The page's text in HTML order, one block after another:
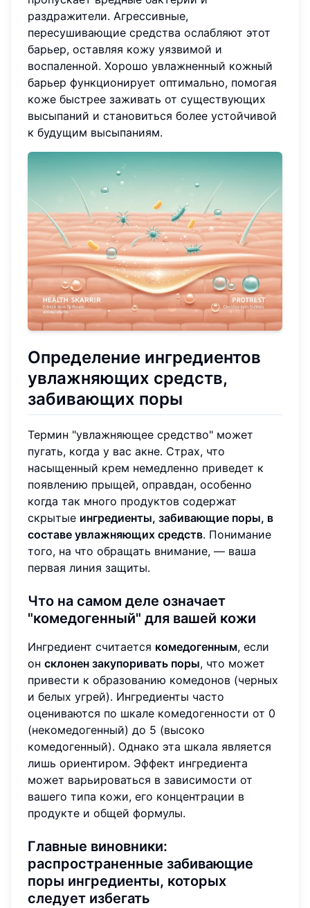
раздражители. Агрессивные,
пересушивающие средства ослабляют этот
барьер, оставляя кожу уязвимой и
воспаленной. Хорошо увлажненный кожный
барьер функционирует оптимально, помогая
коже быстрее заживать от существующих
высыпаний и становиться более устойчивой
к будущим высыпаниям.
Определение ингредиентов
увлажняющих средств,
забивающих поры
Термин "увлажняющее средство" может
пугать, когда у вас акне. Страх, что
насыщенный крем немедленно приведет к
появлению прыщей, оправдан, особенно
когда так много продуктов содержат
скрытые ингредиенты, забивающие поры, в
составе увлажняющих средств. Понимание
того, на что обращать внимание, — ваша
первая линия защиты.
Что на самом деле означает
"комедогенный" для вашей кожи
Ингредиент считается комедогенным, если
он склонен закупоривать поры, что может
привести к образованию комедонов (черных
и белых угрей). Ингредиенты часто
оцениваются по шкале комедогенности от 0
(некомедогенный) до 5 (высоко
комедогенный). Однако эта шкала является
лишь ориентиром. Эффект ингредиента
может варьироваться в зависимости от
вашего типа кожи, его концентрации в
продукте и общей формулы.
Главные виновники:
распространенные забивающие
поры ингредиенты, которых
следует избегать